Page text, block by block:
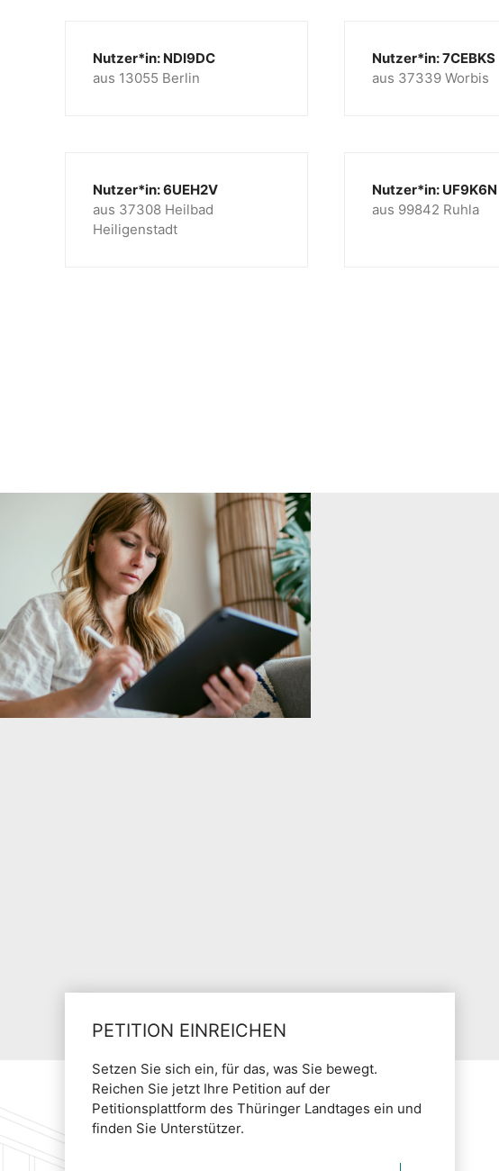
Nutzer*in: NDI9DC
aus 13055 Berlin
Nutzer*in: 7CEBKS
aus 37339 Worbis
Nutzer*in: 6UEH2V
aus 37308 Heilbad
Heiligenstadt
Nutzer*in: UF9K6N
aus 99842 Ruhla
PETITION EINREICHEN
Setzen Sie sich ein, für das, was Sie bewegt.
Reichen Sie jetzt Ihre Petition auf der
Petitionsplattform des Thüringer Landtages ein und
finden Sie Unterstützer.